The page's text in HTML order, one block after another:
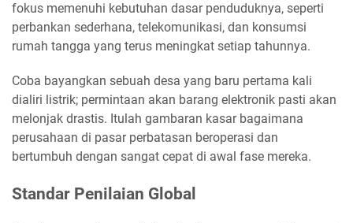
fokus memenuhi kebutuhan dasar penduduknya, seperti
perbankan sederhana, telekomunikasi, dan konsumsi
rumah tangga yang terus meningkat setiap tahunnya.
Coba bayangkan sebuah desa yang baru pertama kali
dialiri listrik; permintaan akan barang elektronik pasti akan
melonjak drastis. Itulah gambaran kasar bagaimana
perusahaan di pasar perbatasan beroperasi dan
bertumbuh dengan sangat cepat di awal fase mereka.
Standar Penilaian Global